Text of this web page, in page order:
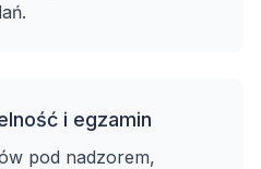
i egzamin
pod nadzorem,